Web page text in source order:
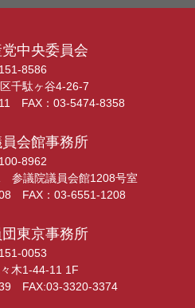
党中央委員会
8586
千駄ヶ谷4-26-7
FAX：03-5474-8358
会館事務所
8962
参議院議員会館1208号室
FAX：03-6551-1208
団東京事務所
0053
木1-44-11 1F
FAX:03-3320-3374